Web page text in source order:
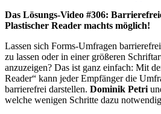
Das Lösungs-Video #306:
Plastischer Reader machts möglich!
Lassen sich Forms-Umfragen
zu lassen oder in einer größeren
anzuzeigen? Das ist ganz einfach: Mit
Reader“ kann jeder Empfänger die
barrierefrei darstellen. Dominik Petri
welche wenigen Schritte dazu